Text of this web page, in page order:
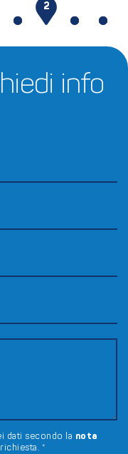
2
info
dati secondo la nota
*